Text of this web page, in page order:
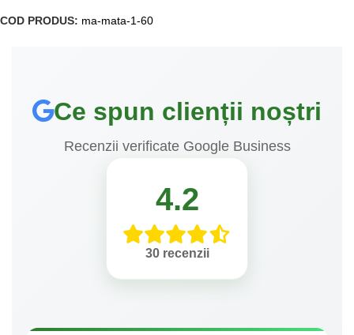
COD PRODUS: ma-mata-1-60
Ce spun clienții noștri
Recenzii verificate Google Business
4.2
30 recenzii